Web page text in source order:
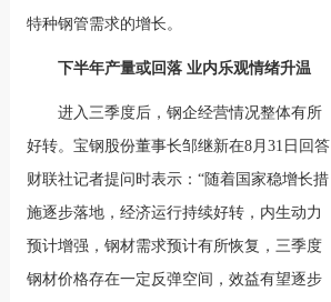
特种钢管需求的增长。
下半年产量或回落 业内乐观情绪升温
进入三季度后，钢企经营情况整体有所
好转。宝钢股份董事长邹继新在8月31日回答
财联社记者提问时表示：“随着国家稳增长措
施逐步落地，经济运行持续好转，内生动力
预计增强，钢材需求预计有所恢复，三季度
钢材价格存在一定反弹空间，效益有望逐步